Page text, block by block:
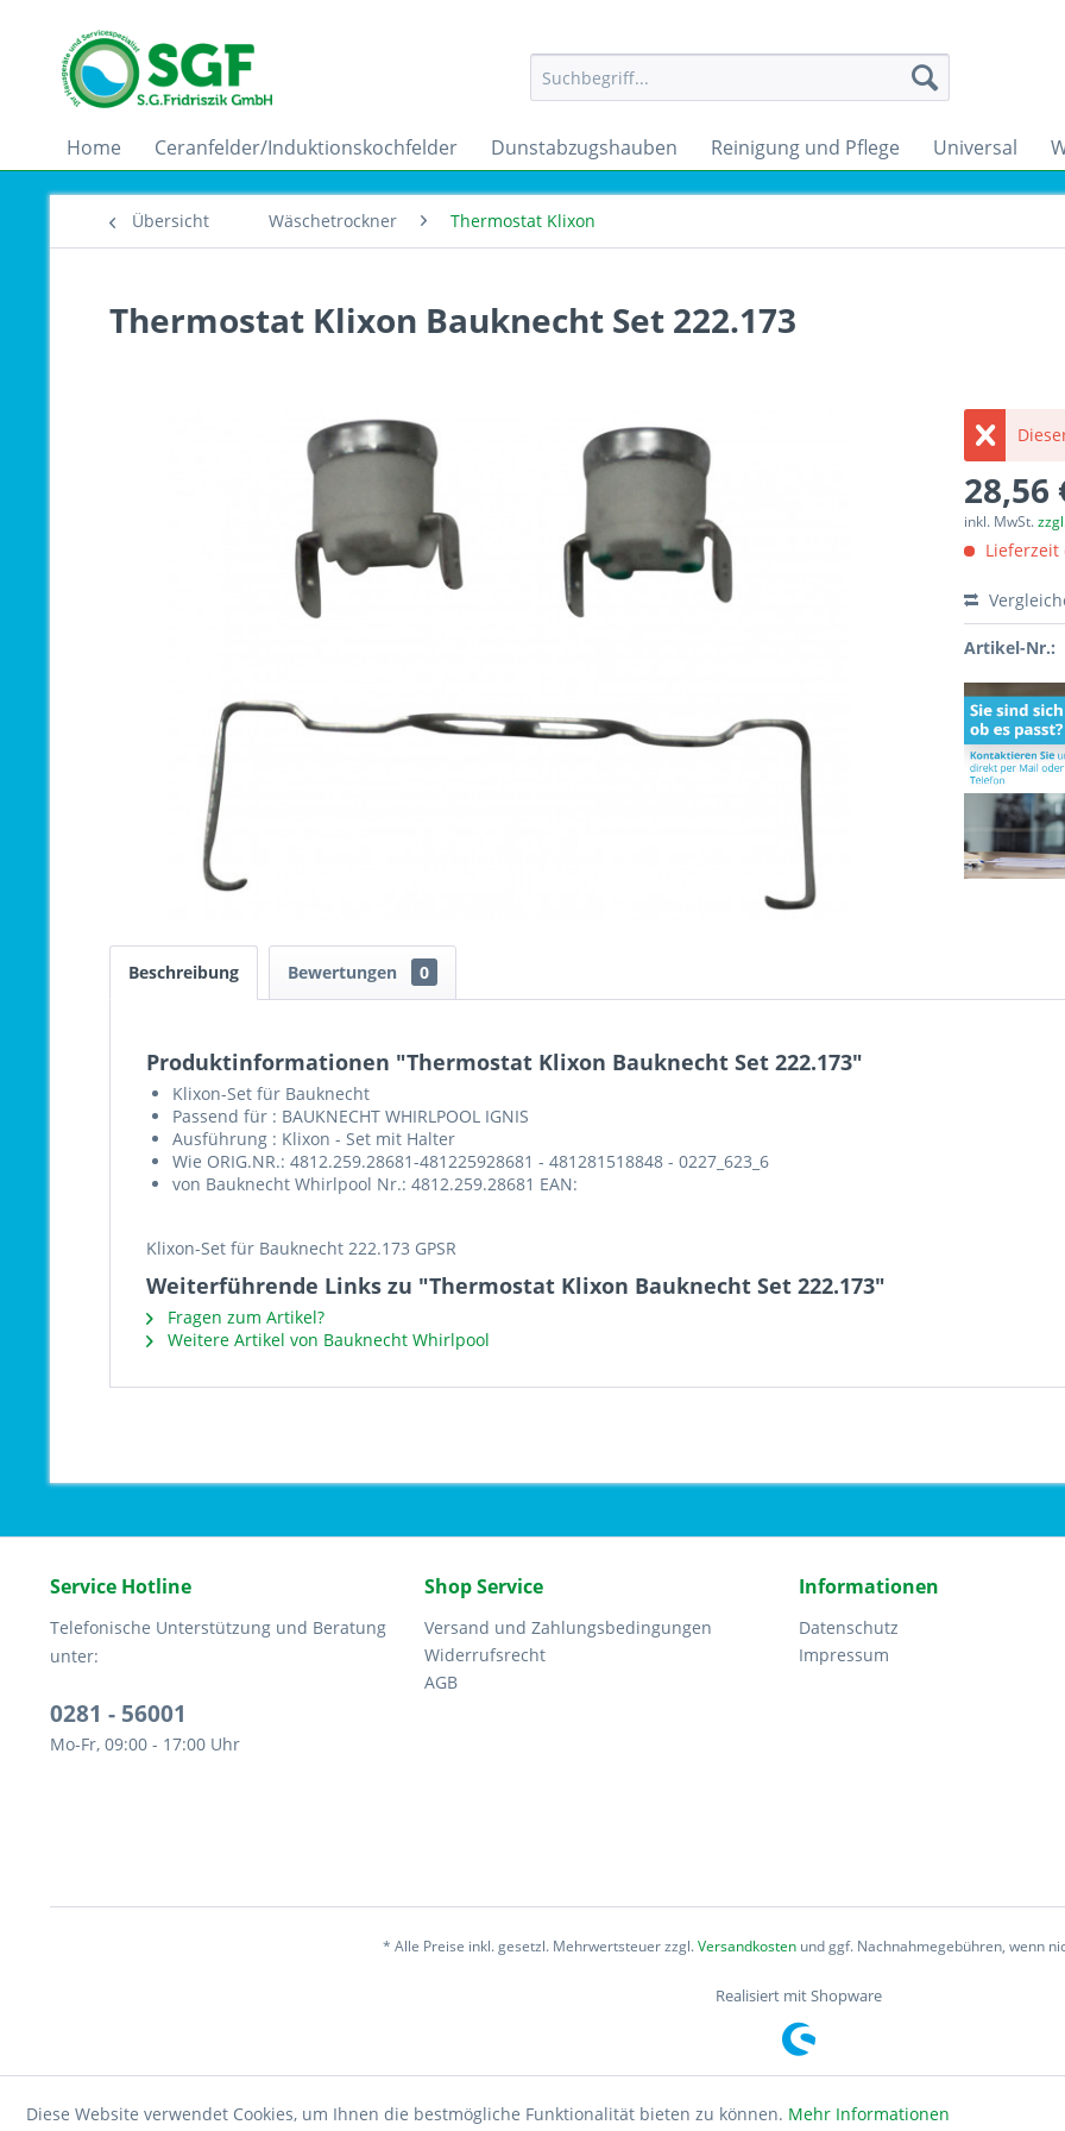
Home Ceranfelder/Induktionskochfelder Dunstabzugshauben Reinigung und Pflege Universal
Übersicht Wäschetrockner Thermostat Klixon
Thermostat Klixon Bauknecht Set 222.173
28,56
inkl. MwSt.
Lieferzeit
Artikel-Nr.:
Beschreibung Bewertungen 0
Produktinformationen "Thermostat Klixon Bauknecht Set 222.173"
Klixon-Set für Bauknecht
Passend für : BAUKNECHT WHIRLPOOL IGNIS
Ausführung : Klixon - Set mit Halter
Wie ORIG.NR.: 4812.259.28681-481225928681 - 481281518848 - 0227_623_6
von Bauknecht Whirlpool Nr.: 4812.259.28681 EAN:
Klixon-Set für Bauknecht 222.173 GPSR
Weiterführende Links zu "Thermostat Klixon Bauknecht Set 222.173"
Fragen zum Artikel?
Weitere Artikel von Bauknecht Whirlpool
Service Hotline
Telefonische Unterstützung und Beratung
unter:
0281 - 56001
Mo-Fr, 09:00 - 17:00 Uhr
Shop Service
Versand und Zahlungsbedingungen
Widerrufsrecht
AGB
Informationen
Datenschutz
Impressum
* Alle Preise inkl. gesetzl. Mehrwertsteuer zzgl.Versandkostenund ggf. Nachnahmegebühren, wenn
Realisiert mit Shopware
Diese Website verwendet Cookies, um Ihnen die bestmögliche Funktionalität bieten zu können. Mehr Informationen